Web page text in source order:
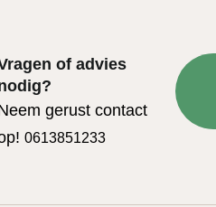
of advies
gerust contact
0613851233